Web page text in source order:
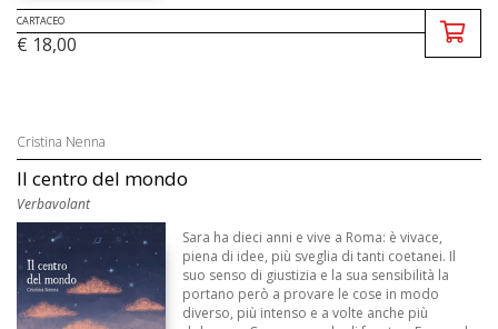
CARTACEO
€ 18,00
Cristina Nenna
Il centro del mondo
Verbavolant
Sara ha dieci anni e vive a Roma: è vivace,
piena di idee, più sveglia di tanti coetanei. Il
suo senso di giustizia e la sua sensibilità la
portano però a provare le cose in modo
diverso, più intenso e a volte anche più